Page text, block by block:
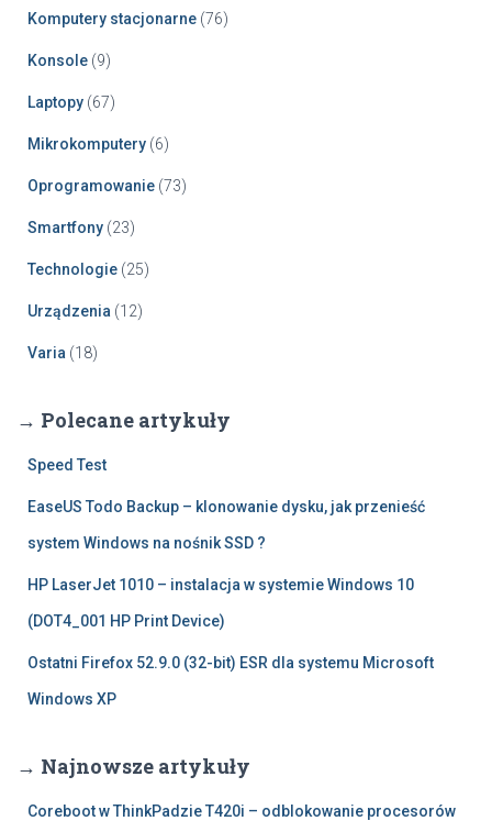
Komputery stacjonarne (76)
Konsole (9)
Laptopy (67)
Mikrokomputery (6)
Oprogramowanie (73)
Smartfony (23)
Technologie (25)
Urządzenia (12)
Varia (18)
→ Polecane artykuły
Speed Test
EaseUS Todo Backup – klonowanie dysku, jak przenieść
system Windows na nośnik SSD ?
HP LaserJet 1010 – instalacja w systemie Windows 10
(DOT4_001 HP Print Device)
Ostatni Firefox 52.9.0 (32-bit) ESR dla systemu Microsoft
Windows XP
→ Najnowsze artykuły
Coreboot w ThinkPadzie T420i – odblokowanie procesorów